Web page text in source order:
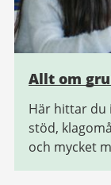
Allt om
Här hittar du
stöd,
och mycket